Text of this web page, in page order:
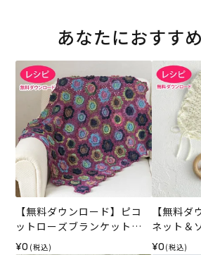
あなたにおすす
【無料ダウンロード】ピコ
ットローズブランケット
（レシピ）
¥0 (税込)
【無料ダ
ネット＆
パレット
¥0 (税込)